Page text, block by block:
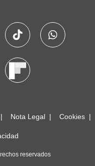
Nota Legal Cookies
reservados